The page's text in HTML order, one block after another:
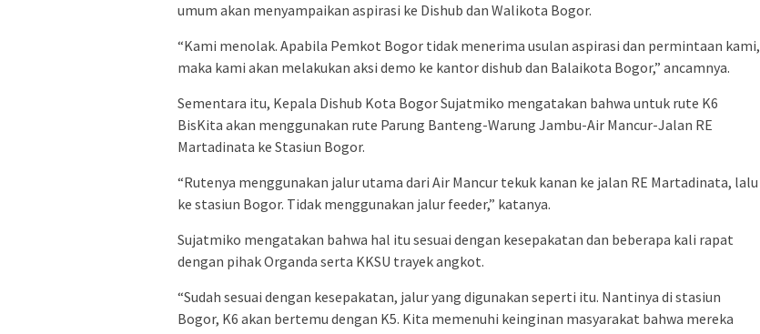
umum akan menyampaikan aspirasi ke Dishub dan Walikota Bogor.
“Kami menolak. Apabila Pemkot Bogor tidak menerima usulan aspirasi dan permintaan kami,
maka kami akan melakukan aksi demo ke kantor dishub dan Balaikota Bogor,” ancamnya.
Sementara itu, Kepala Dishub Kota Bogor Sujatmiko mengatakan bahwa untuk rute K6
BisKita akan menggunakan rute Parung Banteng-Warung Jambu-Air Mancur-Jalan RE
Martadinata ke Stasiun Bogor.
“Rutenya menggunakan jalur utama dari Air Mancur tekuk kanan ke jalan RE Martadinata, lalu
ke stasiun Bogor. Tidak menggunakan jalur feeder,” katanya.
Sujatmiko mengatakan bahwa hal itu sesuai dengan kesepakatan dan beberapa kali rapat
dengan pihak Organda serta KKSU trayek angkot.
“Sudah sesuai dengan kesepakatan, jalur yang digunakan seperti itu. Nantinya di stasiun
Bogor, K6 akan bertemu dengan K5. Kita memenuhi keinginan masyarakat bahwa mereka